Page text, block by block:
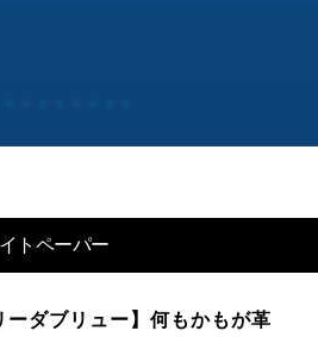
トペーパー
ーダブリュー】何もかもが革